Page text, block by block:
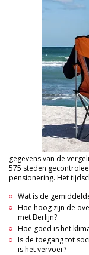
gegevens van de
575 steden
pensionering. Het
Wat is de
Hoe hoog zijn de
met Berlijn?
Hoe goed is het
Is de toegang tot
is het vervoer?